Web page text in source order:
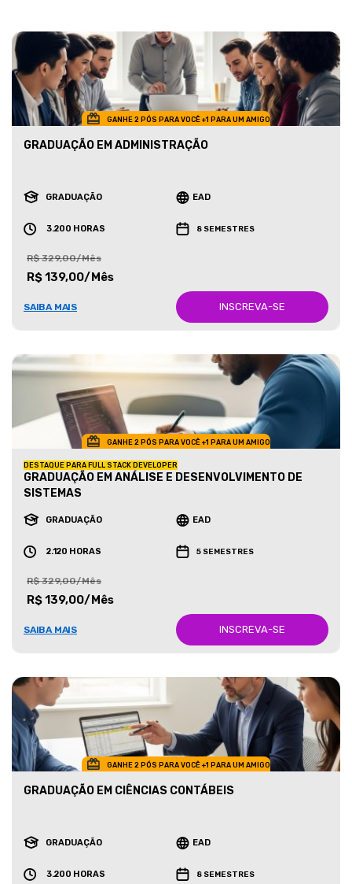
GANHE 2 PÓS PARA VOCÊ +1 PARA UM AMIGO
GRADUAÇÃO EM ADMINISTRAÇÃO
GRADUAÇÃO EAD
3.200 HORAS 8 SEMESTRES
R$ 329,00/Mês
R$ 139,00/Mês
SAIBA MAIS INSCREVA-SE
GANHE 2 PÓS PARA VOCÊ +1 PARA UM AMIGO
DESTAQUE PARA FULL STACK DEVELOPER
GRADUAÇÃO EM ANÁLISE E DESENVOLVIMENTO DE
SISTEMAS
GRADUAÇÃO EAD
2.120 HORAS 5 SEMESTRES
R$ 329,00/Mês
R$ 139,00/Mês
SAIBA MAIS INSCREVA-SE
GANHE 2 PÓS PARA VOCÊ +1 PARA UM AMIGO
GRADUAÇÃO EM CIÊNCIAS CONTÁBEIS
GRADUAÇÃO EAD
3.200 HORAS 8 SEMESTRES